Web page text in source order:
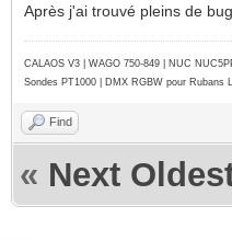
Après j'ai trouvé pleins de
CALAOS V3 | WAGO 750-849 | NUC
Sondes PT1000 | DMX RGBW pour Rubans
Find
« Next